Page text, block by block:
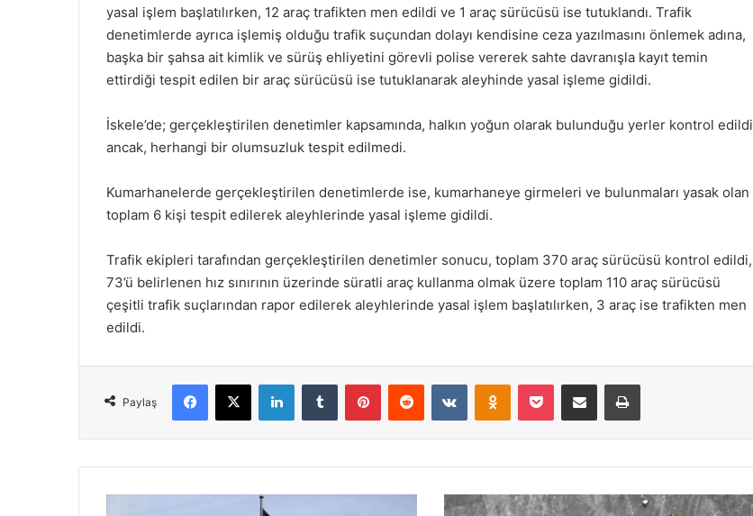
yasal işlem başlatılırken, 12 araç trafikten men edildi ve 1 araç sürücüsü ise tutuklandı. Trafik
denetimlerde ayrıca işlemiş olduğu trafik suçundan dolayı kendisine ceza yazılmasını önlemek adına,
başka bir şahsa ait kimlik ve sürüş ehliyetini görevli polise vererek sahte davranışla kayıt temin
ettirdiği tespit edilen bir araç sürücüsü ise tutuklanarak aleyhinde yasal işleme gidildi.
İskele’de; gerçekleştirilen denetimler kapsamında, halkın yoğun olarak bulunduğu yerler kontrol edildi
ancak, herhangi bir olumsuzluk tespit edilmedi.
Kumarhanelerde gerçekleştirilen denetimlerde ise, kumarhaneye girmeleri ve bulunmaları yasak olan
toplam 6 kişi tespit edilerek aleyhlerinde yasal işleme gidildi.
Trafik ekipleri tarafından gerçekleştirilen denetimler sonucu, toplam 370 araç sürücüsü kontrol edildi,
73’ü belirlenen hız sınırının üzerinde süratli araç kullanma olmak üzere toplam 110 araç sürücüsü
çeşitli trafik suçlarından rapor edilerek aleyhlerinde yasal işlem başlatılırken, 3 araç ise trafikten men
edildi.
Paylaş
J